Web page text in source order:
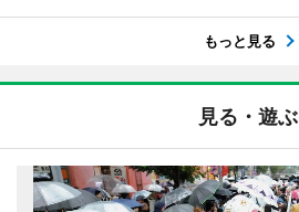
もっと見る
見る・遊ぶ